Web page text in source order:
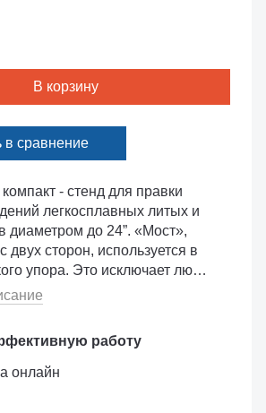
- стенд для правки
легкосплавных литых и
до 24”. «Мост»,
двух сторон, используется в
упора. Это исключает люфт
время, затраченное
диск...
работу
онлайн
В корзину
в сравнение